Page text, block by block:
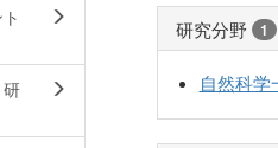
研究分野 1
自然科